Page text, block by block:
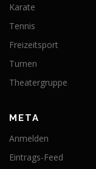
Karate
Tennis
Freizeitsport
Turnen
Theatergruppe
META
Anmelden
Eintrags-Feed